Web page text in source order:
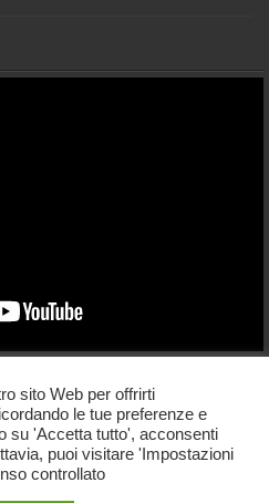
presente sul sito è libera purché
pubblicata sul nostro blog. Direttore
master Max Noviello
sito Web per offrirti
le tue preferenze e
su 'Accetta tutto', acconsenti
puoi visitare 'Impostazioni
controllato